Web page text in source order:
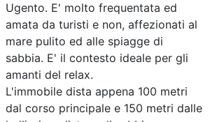
Ugento. E' molto frequentata ed
amata da turisti e non, affezionati al
mare pulito ed alle spiagge di
sabbia. E' il contesto ideale per gli
amanti del relax.
L'immobile dista appena 100 metri
dal corso principale e 150 metri dalle